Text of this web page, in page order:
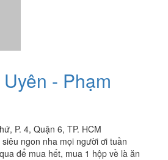
ngon nha mọi người ơi tuần
dân nữa nè! Highly recommend